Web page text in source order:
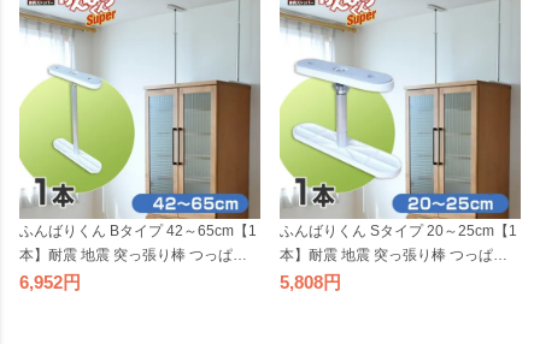
30
本製
ふんばりくん Bタイプ 42～65cm【1
本】耐震 地震 突っ張り棒 つっぱり
棒 家具 転倒防止 家具ストッパー 地
6,952
ふんばりくん Sタイプ 20～25cm【1
本】耐震 地震 突っ張り棒 つっぱり
棒 家具 転倒防止 家具ストッパー 地
5,808